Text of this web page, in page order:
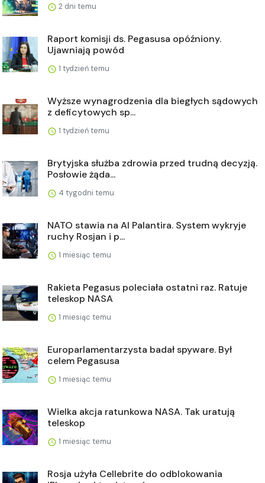
2 dni temu
Raport komisji ds. Pegasusa opóźniony.
Ujawniają powód
1 tydzień temu
Wyższe wynagrodzenia dla biegłych sądowych
z deficytowych sp...
1 tydzień temu
Brytyjska służba zdrowia przed trudną decyzją.
Posłowie żąda...
4 tygodni temu
NATO stawia na AI Palantira. System wykryje
ruchy Rosjan i p...
1 miesiąc temu
Rakieta Pegasus poleciała ostatni raz. Ratuje
teleskop NASA
1 miesiąc temu
Europarlamentarzysta badał spyware. Był
celem Pegasusa
1 miesiąc temu
Wielka akcja ratunkowa NASA. Tak uratują
teleskop
1 miesiąc temu
Rosja użyła Cellebrite do odblokowania